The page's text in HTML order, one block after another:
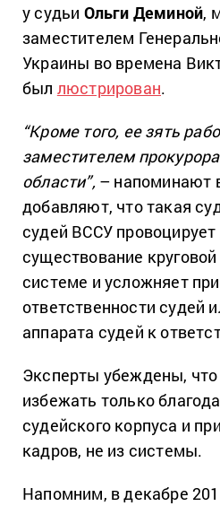
у судьи Ольги Деминой,
заместителем
Украины во времена
был люстрирован.
“Кроме того, ее зять
заместителем
области”,– напоминают
добавляют, что такая
судей ВССУ
существование
системе и усложняет
ответственности судей
аппарата судей к
Эксперты убеждены,
избежать только
судейского корпуса и
кадров, не из системы.
Напомним, в декабре